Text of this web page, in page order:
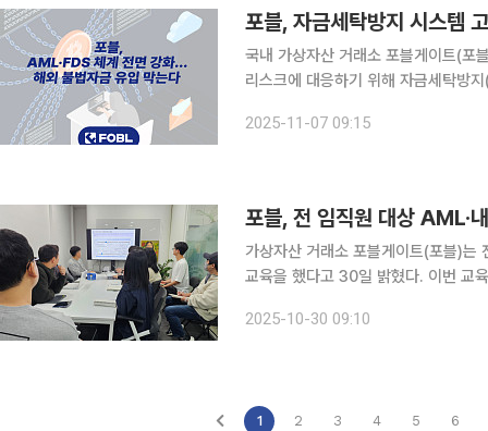
포블, 자금세탁방지 시스템
국내 가상자산 거래소 포블게이트(포
리스크에 대응하기 위해 자금세탁방
차단하고, 시장의 건전성과 이용자
2025-11-07 09:15
포블, 전 임직원 대상 AML·
가상자산 거래소 포블게이트(포블)
교육을 했다고 30일 밝혔다. 이번 교
객확인제도(CDD) △의심거래보고제
2025-10-30 09:10
1 2 3 4 5 6